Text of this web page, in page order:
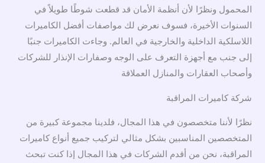
المحمول ونظرًا لأن أنظمة الأمان قد قطعت شوطًا طويلاً في
السنوات الأخيرة، فسوف نعرض لك مواصفات أفضل الكاميرات
اللاسلكية الداخلية والخارجية في العالم. وجاءت الكاميرات جنبًا
إلى جنب مع أجهزة التعرف على الوجه وصفارات الإنذار للشركات
وأصحاب العقارات والمنازل العملاقة
شركة كاميرات المراقبة
نظرًا لأننا متخصصون في هذا المجال، فلدينا مجموعة كبيرة من
المتخصصين المناسبين بشكل مثالي لتركيب جميع أنواع كاميرات
المراقبة، نحن من أقدم الشركات في هذا المجال إذا كنت تبحث